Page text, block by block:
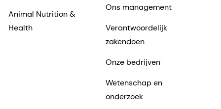
Animal Nutrition &
Health
Ons management
Verantwoordelijk
zakendoen
Onze bedrijven
Wetenschap en
onderzoek